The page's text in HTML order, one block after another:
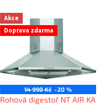
Akce
Doprava zdarma
14 990 Kč –20 %
Rohová digestoř NT AIR KA